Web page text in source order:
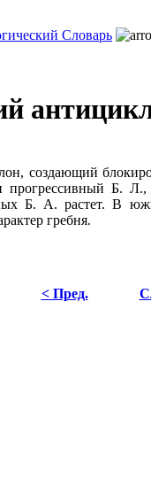
Словарь
создающий
прогрессивный Б.
Б. А. растет. В
гребня.
< Пред.